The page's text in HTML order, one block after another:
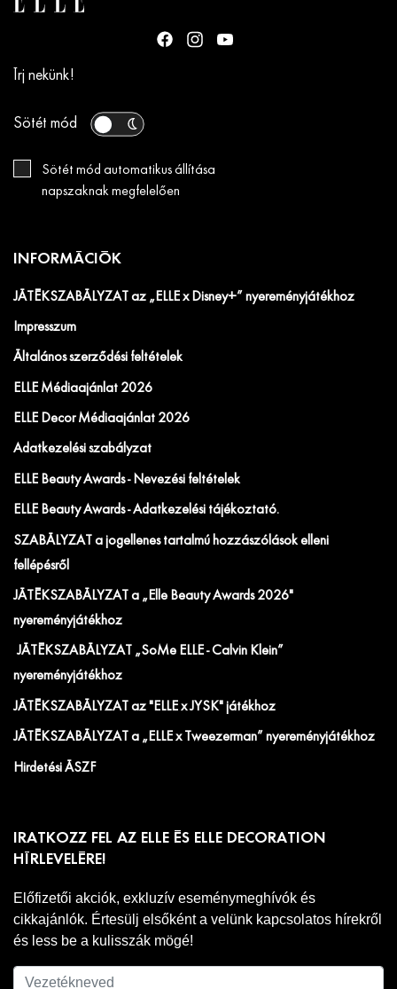
Írj nekünk!
Sötét mód
Sötét mód automatikus állítása
napszaknak megfelelően
INFORMÁCIÓK
JÁTÉKSZABÁLYZAT az „ELLE x Disney+” nyereményjátékhoz
Impresszum
Általános szerződési feltételek
ELLE Médiaajánlat 2026
ELLE Decor Médiaajánlat 2026
Adatkezelési szabályzat
ELLE Beauty Awards - Nevezési feltételek
ELLE Beauty Awards - Adatkezelési tájékoztató.
SZABÁLYZAT a jogellenes tartalmú hozzászólások elleni
fellépésről
JÁTÉKSZABÁLYZAT a „Elle Beauty Awards 2026"
nyereményjátékhoz
JÁTÉKSZABÁLYZAT „SoMe ELLE - Calvin Klein”
nyereményjátékhoz
JÁTÉKSZABÁLYZAT az "ELLE x JYSK" játékhoz
JÁTÉKSZABÁLYZAT a „ELLE x Tweezerman” nyereményjátékhoz
Hirdetési ÁSZF
IRATKOZZ FEL AZ ELLE ÉS ELLE DECORATION
HÍRLEVELÉRE!
Előfizetői akciók, exkluzív eseménymeghívók és
cikkajánlók. Értesülj elsőként a velünk kapcsolatos hírekről
és less be a kulisszák mögé!